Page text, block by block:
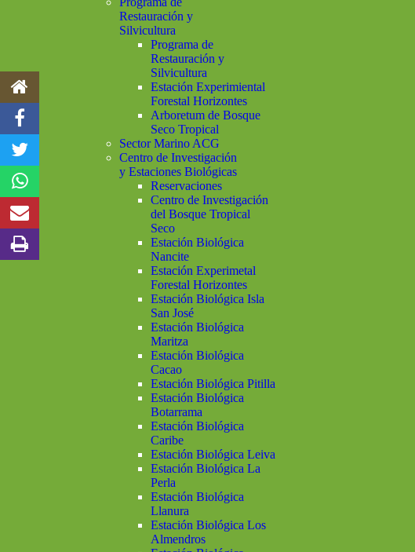
Restauración y
Silvicultura
Programa de
Restauración y
Silvicultura
Estación Experimiental
Forestal Horizontes
Arboretum de Bosque
Seco Tropical
Sector Marino ACG
Centro de Investigación
y Estaciones Biológicas
Reservaciones
Centro de Investigación
del Bosque Tropical
Seco
Estación Biológica
Nancite
Estación Experimetal
Forestal Horizontes
Estación Biológica Isla
San José
Estación Biológica
Maritza
Estación Biológica
Cacao
Estación Biológica Pitilla
Estación Biológica
Botarrama
Estación Biológica
Caribe
Estación Biológica Leiva
Estación Biológica La
Perla
Estación Biológica
Llanura
Estación Biológica Los
Almendros